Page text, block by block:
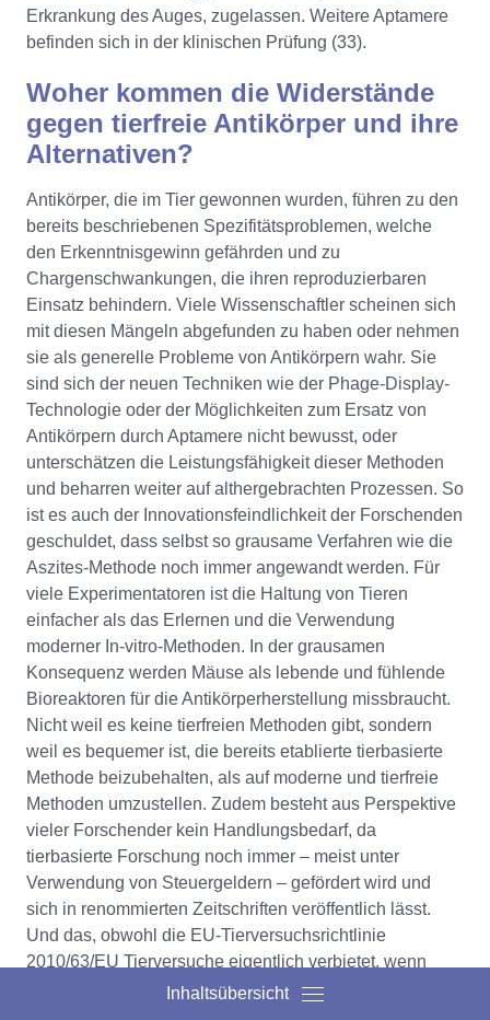
Inhaltsübersicht
Erkrankung des Auges, zugelassen. Weitere Aptamere
befinden sich in der klinischen Prüfung (33).
Woher kommen die Widerstände
gegen tierfreie Antikörper und ihre
Alternativen?
Antikörper, die im Tier gewonnen wurden, führen zu den
bereits beschriebenen Spezifitätsproblemen, welche
den Erkenntnisgewinn gefährden und zu
Chargenschwankungen, die ihren reproduzierbaren
Einsatz behindern. Viele Wissenschaftler scheinen sich
mit diesen Mängeln abgefunden zu haben oder nehmen
sie als generelle Probleme von Antikörpern wahr. Sie
sind sich der neuen Techniken wie der Phage-Display-
Technologie oder der Möglichkeiten zum Ersatz von
Antikörpern durch Aptamere nicht bewusst, oder
unterschätzen die Leistungsfähigkeit dieser Methoden
und beharren weiter auf althergebrachten Prozessen. So
ist es auch der Innovationsfeindlichkeit der Forschenden
geschuldet, dass selbst so grausame Verfahren wie die
Aszites-Methode noch immer angewandt werden. Für
viele Experimentatoren ist die Haltung von Tieren
einfacher als das Erlernen und die Verwendung
moderner In-vitro-Methoden. In der grausamen
Konsequenz werden Mäuse als lebende und fühlende
Bioreaktoren für die Antikörperherstellung missbraucht.
Nicht weil es keine tierfreien Methoden gibt, sondern
weil es bequemer ist, die bereits etablierte tierbasierte
Methode beizubehalten, als auf moderne und tierfreie
Methoden umzustellen. Zudem besteht aus Perspektive
vieler Forschender kein Handlungsbedarf, da
tierbasierte Forschung noch immer – meist unter
Verwendung von Steuergeldern – gefördert wird und
sich in renommierten Zeitschriften veröffentlich lässt.
Und das, obwohl die EU-Tierversuchsrichtlinie
2010/63/EU Tierversuche eigentlich verbietet, wenn
gleichwertige tierversuchsfreie Methoden verfügbar sind